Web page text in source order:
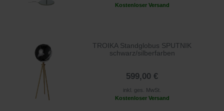
Kostenloser Versand
TROIKA Standglobus SPUTNIK
schwarz/silberfarben
599,00 €
inkl. ges. MwSt.
Kostenloser Versand